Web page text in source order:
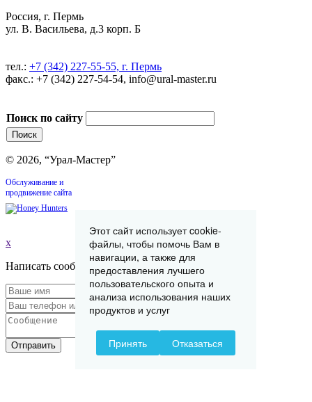
Россия, г. Пермь
ул. В. Васильева, д.3 корп. Б
тел.: +7 (342) 227-55-55, г. Пермь
факс.: +7 (342) 227-54-54, info@ural-master.ru
Поиск по сайту
© 2026, “Урал-Мастер”
Обслуживание и
продвижение сайта
x
Написать сообщение
Отправить
Этот сайт использует cookie-
файлы, чтобы помочь Вам в
навигации, а также для
предоставления лучшего
пользовательского опыта и
анализа использования наших
продуктов и услуг
Принять Отказаться